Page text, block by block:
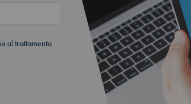
al trattamento